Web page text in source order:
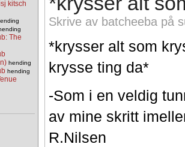
kitsch
The
hending
hending
Skrive av batcheeba på
*krysser alt som
krysse ting da*
-Som i en veldig
av mine skritt
R.Nilsen